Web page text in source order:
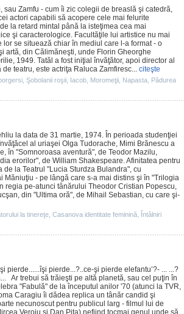
, sau Zamfu - cum îi zic colegii de breaslă şi catedră,
actori capabili să acopere cele mai felurite
la retard mintal până la isteţimea cea mai
şi caracterologice. Facultăţile lui artistice nu mai
se situează chiar în mediul care l-a format - o
artă, din Călimăneşti, unde Florin Gheorghe
1949. Tatăl a fost iniţial învăţător, apoi director al
teatru, este actriţa Raluca Zamfiresc... citeşte
Şobolanii roşii Iacob Moromeţii Napasta Pădurea
la data de 31 martie, 1974. În perioada studenţiei
al uriaşei Olga Tudorache, Mimi Brănescu a
în "Somnoroasa aventură", de Teodor Mazilu,
erorilor", de William Shakespeare. Afinitatea pentru
la Teatrul "Lucia Sturdza Bulandra", cu
Măniuţiu - pe lângă care s-a mai distins şi în "Trilogia
regia pe-atunci tânărului Theodor Cristian Popescu,
din "Ultima oră", de Mihail Sebastian, cu care şi-
la tinereţe Casanova identitate feminină Întâlniri
pierde......îşi pierde...?..ce-şi pierde elefantu’?- ... ...?
Ar trebui să trăieşti pe altă planetă, sau cel puţin în
"Fabulă" de la începutul anilor '70 (atunci la TVR,
Caragiu îi dădea replica un tânăr candid şi
necunoscut pentru publicul larg - filmul
lui de
Veroiu şi Dan Piţa) nefiind tocmai genul unde să